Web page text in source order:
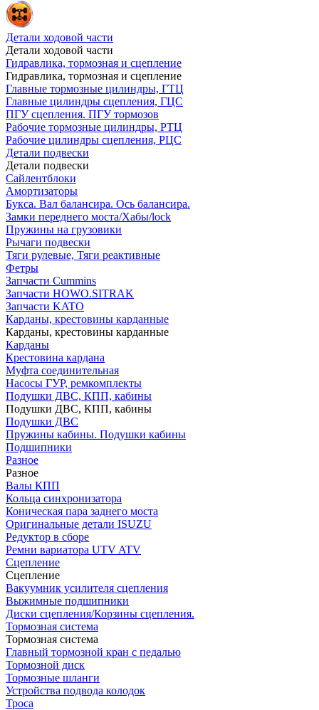
Детали ходовой части
Детали ходовой части
Гидравлика, тормозная и сцепление
Гидравлика, тормозная и сцепление
Главные тормозные цилиндры, ГТЦ
Главные цилиндры сцепления, ГЦС
ПГУ сцепления. ПГУ тормозов
Рабочие тормозные цилиндры, РТЦ
Рабочие цилиндры сцепления, РЦС
Детали подвески
Детали подвески
Cайлентблоки
Амортизаторы
Букса. Вал балансира. Ось балансира.
Замки переднего моста/Хабы/lock
Пружины на грузовики
Рычаги подвески
Тяги рулевые, Тяги реактивные
Фетры
Запчасти Cummins
Запчасти HOWO.SITRAK
Запчасти KATO
Карданы, крестовины карданные
Карданы, крестовины карданные
Карданы
Крестовина кардана
Муфта соединительная
Насосы ГУР, ремкомплекты
Подушки ДВС, КПП, кабины
Подушки ДВС, КПП, кабины
Подушки ДВС
Пружины кабины. Подушки кабины
Подшипники
Разное
Разное
Валы КПП
Кольца синхронизатора
Коническая пара заднего моста
Оригинальные детали ISUZU
Редуктор в сборе
Ремни вариатора UTV ATV
Сцепление
Сцепление
Вакуумник усилителя сцепления
Выжимные подшипники
Диски сцепления/Корзины сцепления.
Тормозная система
Тормозная система
Главный тормозной кран с педалью
Тормозной диск
Тормозные шланги
Устройства подвода колодок
Троса